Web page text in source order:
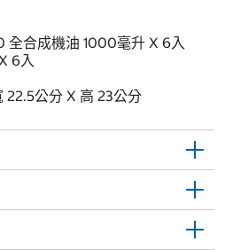
合成機油 1000毫升 X 6入
6入
公分 X 高 23公分